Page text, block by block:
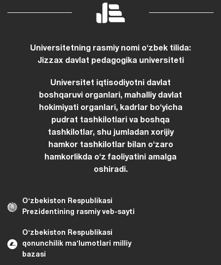
Universitetning rasmiy nomi oʻzbek tilida:
Jizzax davlat pedagogika universiteti
Universitet iqtisodiyotni davlat
boshqaruvi organlari, mahalliy davlat
hokimiyati organlari, kadrlar boʻyicha
pudrat tashkilotlari va boshqa
tashkilotlar, shu jumladan xorijiy
hamkor tashkilotlar bilan oʻzaro
hamkorlikda oʻz faoliyatini amalga
oshiradi.
Oʻzbekiston Respublikasi
Prezidentining rasmiy veb-sayti
Oʻzbekiston Respublikasi
qonunchilik maʼlumotlari milliy
bazasi